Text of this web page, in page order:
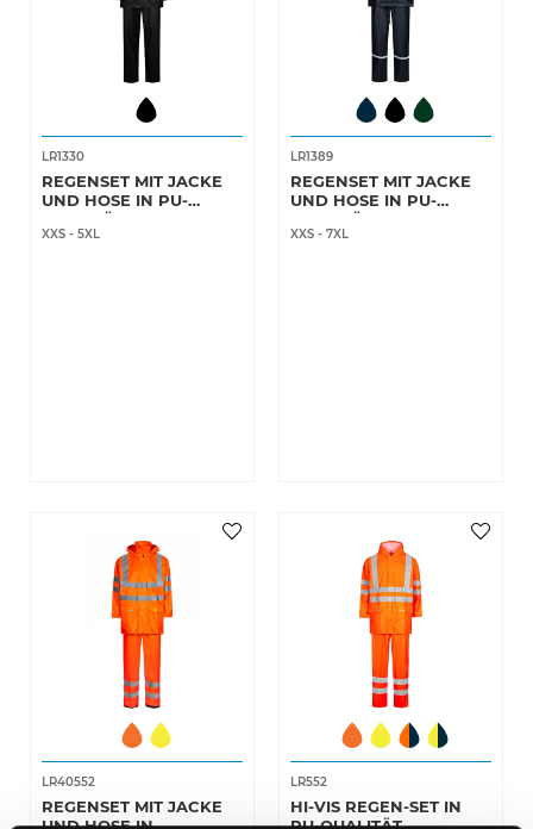
LR1330
REGENSET MIT JACKE
UND HOSE IN PU-
QUALITÄT
XXS - 5XL
LR1389
REGENSET MIT JACKE
UND HOSE IN PU-
QUALITÄT
XXS - 7XL
LR40552
REGENSET MIT JACKE
LR552
HI-VIS REGEN-SET IN